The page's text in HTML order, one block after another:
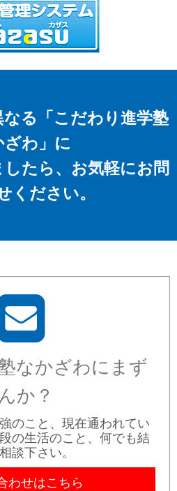
る「こだわり進学塾
ざわ」に
たら、お気軽にお問
ください。
なかざわにまず
か？
のこと、現在通われてい
の生活のこと、何でも結
談下さい。
わせはこちら